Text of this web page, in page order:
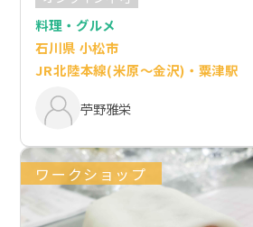
料理・グルメ
石川県 小松市
JR北陸本線(米原～金沢)・粟津駅
苧野雅栄
ワークショップ